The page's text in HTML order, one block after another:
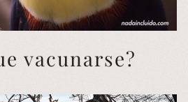
vacunarse?